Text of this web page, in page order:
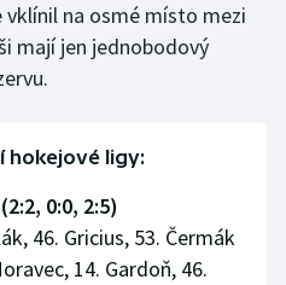
vklínil na osmé místo mezi
mají jen jednobodový
hokejové ligy:
0:0, 2:5)
46. Gricius, 53. Čermák
14. Gardoň, 46.